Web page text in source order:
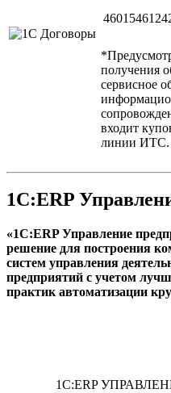
получения
сервисное
входит
линии ИТС.
1С:ERP
«1С:ERP Управление
решение для построения
систем управления
предприятий с учетом
практик автоматизации
1С:ERP